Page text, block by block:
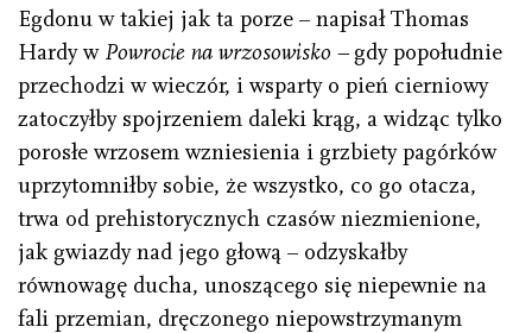
Egdonu w takiej jak ta porze – napisał Thomas
Hardy w Powrocie na wrzosowisko –gdy popołudnie
przechodzi w wieczór, i wsparty o pień cierniowy
zatoczyłby spojrzeniem daleki krąg, a widząc tylko
porosłe wrzosem wzniesienia i grzbiety pagórków
uprzytomniłby sobie, że wszystko, co go otacza,
trwa od prehistorycznych czasów niezmienione,
jak gwiazdy nad jego głową – odzyskałby
równowagę ducha, unoszącego się niepewnie na
fali przemian, dręczonego niepowstrzymanym